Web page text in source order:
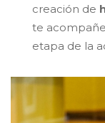
creación de
te
etapa de la